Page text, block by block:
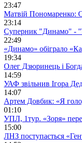
23:47
Матвій Пономаренко:
23:14
Суперник "Динамо" -
22:49
«Динамо» обіграло
19:34
Олег Дзюринець і
14:59
УАФ звільнив Ігора
14:07
Артем Довбик: «Я
01:10
УПЛ, 1тур. «Зоря»
15:00
ЛНЗ поступається